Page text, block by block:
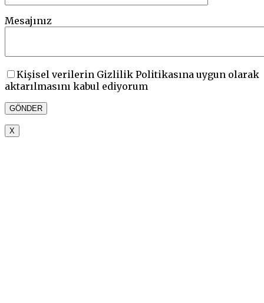
Mesajınız
Kişisel verilerin Gizlilik Politikasına uygun olarak
aktarılmasını kabul ediyorum
X